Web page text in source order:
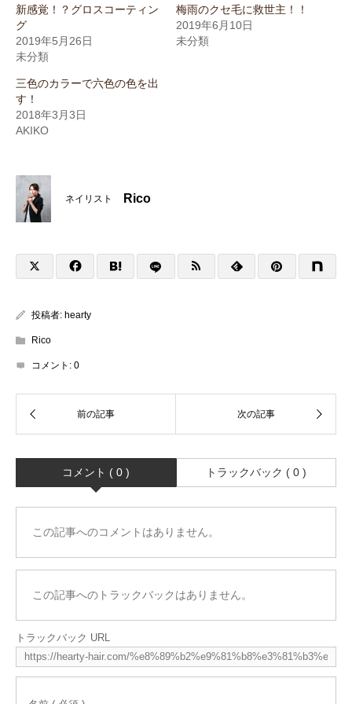
新感覚！？グロスコーティン
グ
2019年5月26日
未分類
梅雨のクセ毛に救世主！！
2019年6月10日
未分類
三色のカラーで六色の色を出
す！
2018年3月3日
AKIKO
ネイリスト Rico
投稿者: hearty
Rico
コメント: 0
コメント ( 0 ) トラックバック ( 0 )
この記事へのコメントはありません。
この記事へのトラックバックはありません。
トラックバック URL